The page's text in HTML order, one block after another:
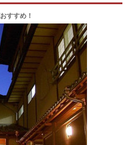
おすすめ！